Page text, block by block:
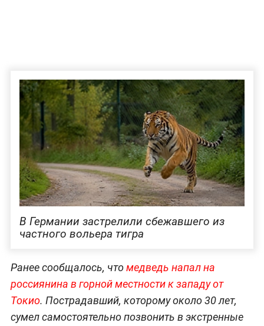
В Германии застрелили сбежавшего из
частного вольера тигра
Ранее сообщалось, чтомедведь напал на
россиянина в горной местности к западу от
Токио. Пострадавший, которому около 30 лет,
сумел самостоятельно позвонить в экстренные